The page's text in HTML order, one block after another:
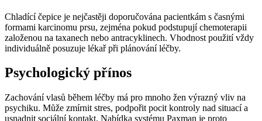
Chladící čepice je nejčastěji doporučována pacientkám s časnými
formami karcinomu prsu, zejména pokud podstupují chemoterapii
založenou na taxanech nebo antracyklinech. Vhodnost použití vždy
individuálně posuzuje lékař při plánování léčby.
Psychologický přínos
Zachování vlasů během léčby má pro mnoho žen výrazný vliv na
psychiku. Může zmírnit stres, podpořit pocit kontroly nad situací a
usnadnit sociální kontakt. Nabídka systému Paxman je proto